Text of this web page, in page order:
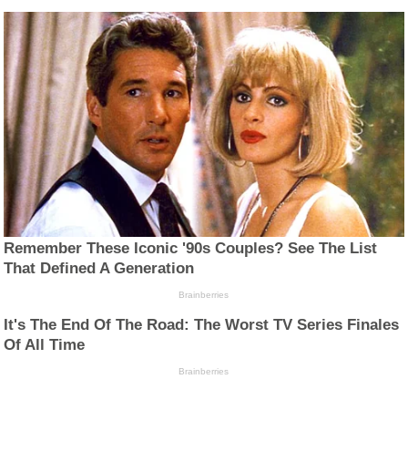
Remember These Iconic '90s Couples? See The List
That Defined A Generation
Brainberries
It's The End Of The Road: The Worst TV Series Finales
Of All Time
Brainberries